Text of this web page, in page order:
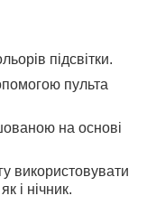
підсвітки.
пульта
на основі
використовувати
і нічник.